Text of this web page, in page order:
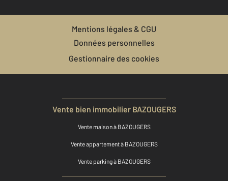
Mentions légales & CGU
Données personnelles
Gestionnaire des cookies
Vente bien immobilier BAZOUGERS
Vente maison à BAZOUGERS
Vente appartement à BAZOUGERS
Vente parking à BAZOUGERS